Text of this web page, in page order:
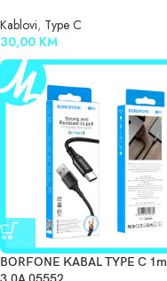
Kablovi, Type C
30,00 KM
BORFONE KABAL TYPE C 1m